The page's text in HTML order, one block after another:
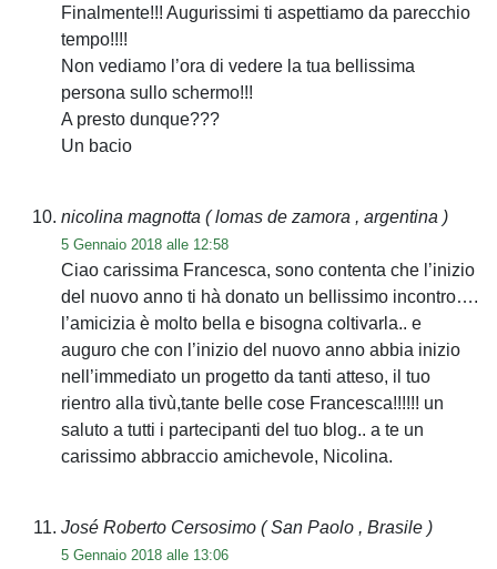
Finalmente!!! Augurissimi ti aspettiamo da parecchio
tempo!!!!
Non vediamo l’ora di vedere la tua bellissima
persona sullo schermo!!!
A presto dunque???
Un bacio
nicolina magnotta ( lomas de zamora , argentina )
5 Gennaio 2018 alle 12:58
Ciao carissima Francesca, sono contenta che l’inizio
del nuovo anno ti hà donato un bellissimo incontro….
l’amicizia è molto bella e bisogna coltivarla.. e
auguro che con l’inizio del nuovo anno abbia inizio
nell’immediato un progetto da tanti atteso, il tuo
rientro alla tivù,tante belle cose Francesca!!!!!! un
saluto a tutti i partecipanti del tuo blog.. a te un
carissimo abbraccio amichevole, Nicolina.
José Roberto Cersosimo ( San Paolo , Brasile )
5 Gennaio 2018 alle 13:06